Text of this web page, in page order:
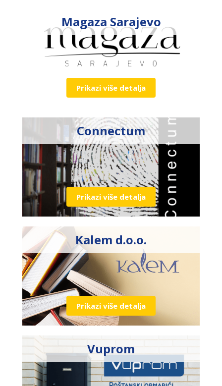
Magaza Sarajevo
Prikazi više detalja
Connectum
Prikazi više detalja
Kalem d.o.o.
Prikazi više detalja
Vuprom